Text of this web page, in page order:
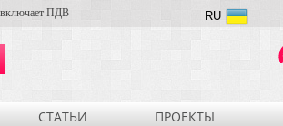
включает ПДВ RU
СТАТЬИ ПРОЕКТЫ